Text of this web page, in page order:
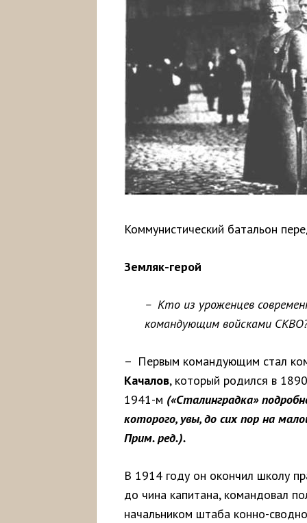
Коммунистический батальон
Земляк-герой
– Кто из уроженцев
командующим войсками
– Первым командующим стал
Качалов, который родился в
1941-м («Сталинградка»
которого, увы, до сих пор на
Прим. ред.).
В 1914 году он окончил школу
до чина капитана, командовал
начальником штаба конно-